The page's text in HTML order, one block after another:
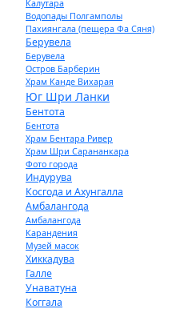
Калутара
Водопады Полгамполы
Пахиянгала (пещера Фа Сяня)
Берувела
Берувела
Остров Барберин
Храм Канде Вихарая
Юг Шри Ланки
Бентота
Бентота
Храм Бентара Ривер
Храм Шри Сарананкара
Фото города
Индурува
Косгода и Ахунгалла
Амбалангода
Амбалангода
Карандения
Музей масок
Хиккадува
Галле
Унаватуна
Коггала